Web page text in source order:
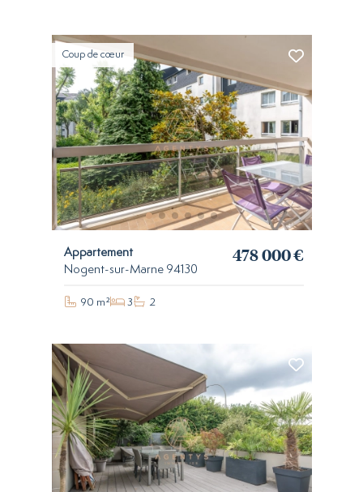
Coup de cœur
Appartement
Nogent-sur-Marne 94130
478 000 €
90 m² 3 2